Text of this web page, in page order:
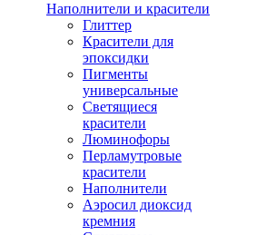
Наполнители и красители
Глиттер
Красители для
эпоксидки
Пигменты
универсальные
Светящиеся
красители
Люминофоры
Перламутровые
красители
Наполнители
Аэросил диоксид
кремния